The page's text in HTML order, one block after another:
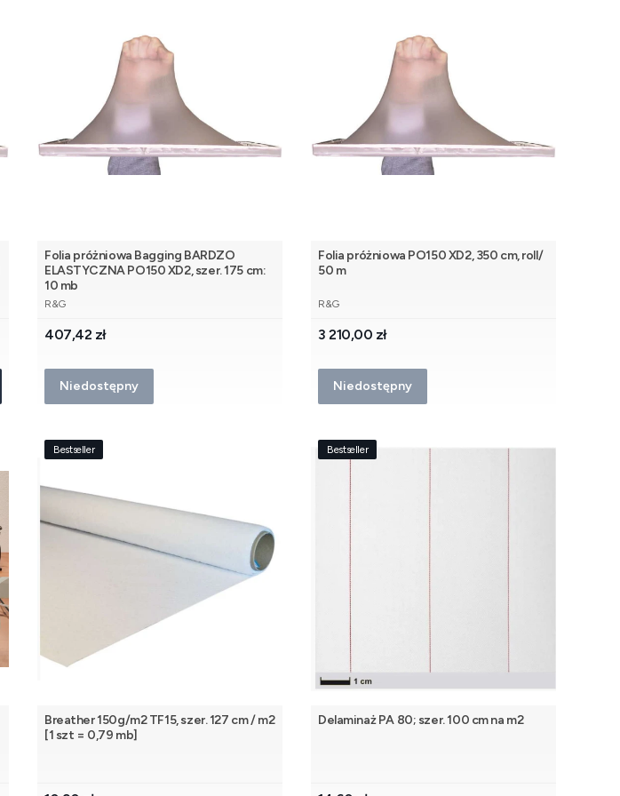
Folia próżniowa Bagging BARDZO
ELASTYCZNA PO150 XD2, szer. 175 cm:
10 mb
PRODUCENT
R&G
Cena
407,42 zł
Niedostępny
Folia próżniowa PO150 XD2, 350 cm, roll/
50 m
PRODUCENT
R&G
Cena
3 210,00 zł
Niedostępny
Bestseller
Breather 150g/m2 TF15, szer. 127 cm / m2
[1 szt = 0,79 mb]
Bestseller
Delaminaż PA 80; szer. 100 cm na m2